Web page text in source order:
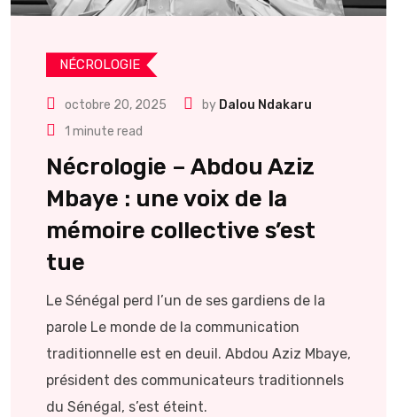
NÉCROLOGIE
octobre 20, 2025 by Dalou Ndakaru
1 minute read
Nécrologie – Abdou Aziz
Mbaye : une voix de la
mémoire collective s’est
tue
Le Sénégal perd l’un de ses gardiens de la
parole Le monde de la communication
traditionnelle est en deuil. Abdou Aziz Mbaye,
président des communicateurs traditionnels
du Sénégal, s’est éteint.